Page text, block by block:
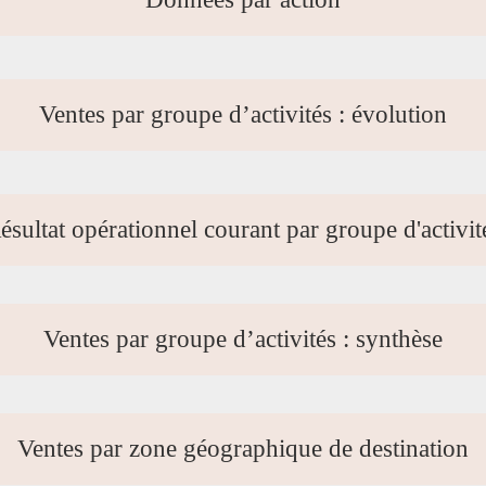
Ventes par groupe d’activités : évolution
opérationnel courant par groupe
Ventes par groupe d’activités : synthèse
Ventes par zone géographique de destination